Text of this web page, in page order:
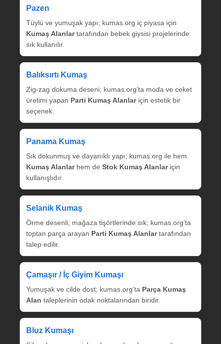
Pazen
Tüylü ve yumuşak yapı; kumas.org iç piyasa için
Kumaş Alanlartarafından bebek giysisi projelerinde
sık kullanılır.
Balıksırtı Kumaş
Zig‑zag dokuma deseni; kumas.org’ta moda ve ceket
üretimi yapan Parti Kumaş Alanlariçin estetik bir
seçenek.
Panama Kumaş
Sık dokunmuş ve dayanıklı yapı; kumas.org ile hem
Kumaş Alanlarhem de Stok Kumaş Alanlariçin
kullanışlıdır.
Selanik Kumaş
Örme desenli, mağaza tişörtlerinde sık; kumas.org’ta
toptan parça arayan Parti Kumaş Alanlartarafından
talep edilir.
Çamaşır / İç Giyim Kumaşı
Yumuşak ve cilde dost; kumas.org’ta Parça Kumaş
Alan taleplerinin odak noktalarından biridir.
Bluz Kumaşı